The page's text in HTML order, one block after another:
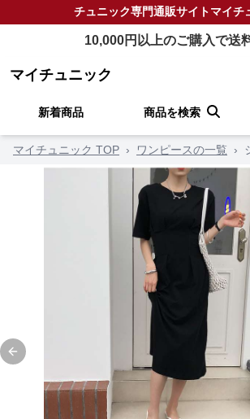
チュニック専門通販サイトマイチ
10,000円以上のご購入で送
マイチュニック
新着商品 商品を検索
マイチュニック TOP › ワンピースの一覧 ›
Previous slide